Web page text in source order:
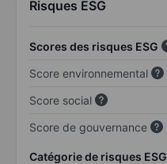
Risques ESG
Scores des risques ESG
Score environnemental
Score social
Score de gouvernance
Catégorie de risques ESG